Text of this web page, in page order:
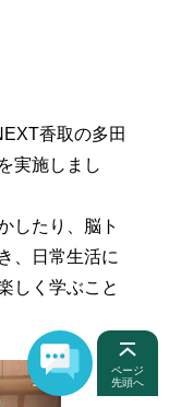
香取の多田
実施しまし
したり、脳ト
、日常生活に
しく学ぶこと
ページ
先頭へ